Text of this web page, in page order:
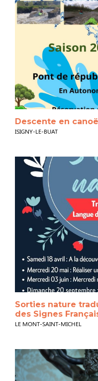
Descente en
ISIGNY-LE-BUAT
Sorties nature
des Signes
LE MONT-SAINT-MICHEL